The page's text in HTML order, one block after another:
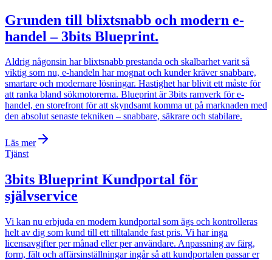
Grunden till blixtsnabb och modern e-
handel – 3bits Blueprint.
Aldrig någonsin har blixtsnabb prestanda och skalbarhet varit så
viktig som nu, e-handeln har mognat och kunder kräver snabbare,
smartare och modernare lösningar. Hastighet har blivit ett måste för
att ranka bland sökmotorerna. Blueprint är 3bits ramverk för e-
handel, en storefront för att skyndsamt komma ut på marknaden med
den absolut senaste tekniken – snabbare, säkrare och stabilare.
Läs mer
Tjänst
3bits Blueprint Kundportal för
självservice
Vi kan nu erbjuda en modern kundportal som ägs och kontrolleras
helt av dig som kund till ett tilltalande fast pris. Vi har inga
licensavgifter per månad eller per användare. Anpassning av färg,
form, fält och affärsinställningar ingår så att kundportalen passar er